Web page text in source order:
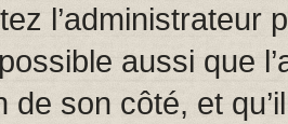
l’administrateur
aussi que
de son côté, et